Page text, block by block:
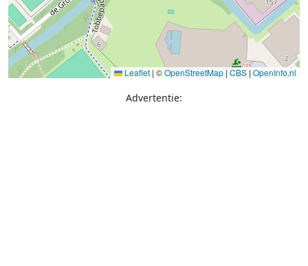
Leaflet | ©OpenStreetMap|CBS|OpenInfo.nl
Advertentie: